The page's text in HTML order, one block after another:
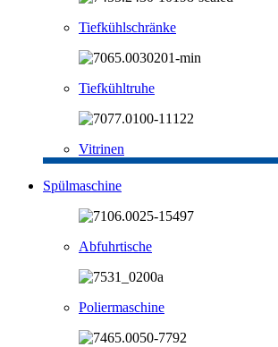
Tiefkühlschränke
Tiefkühltruhe
Vitrinen
Spülmaschine
Abfuhrtische
Poliermaschine